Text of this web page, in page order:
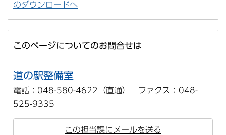
のダウンロードへ
このページについてのお問合せは
道の駅整備室
電話：048-580-4622（直通） ファクス：048-
525-9335
この担当課にメールを送る